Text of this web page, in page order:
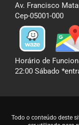
Av. Francisco
Cep-05001-000
Horário de
22:00 Sábado
Todo o conteúdo deste